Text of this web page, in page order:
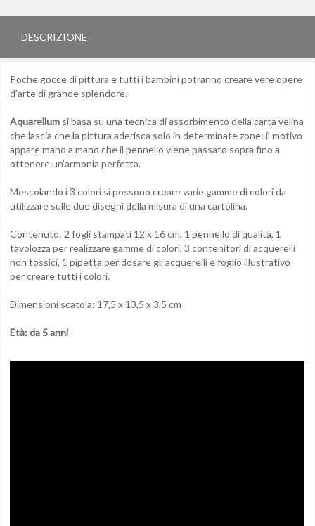
DESCRIZIONE
Poche gocce di pittura e tutti i bambini potranno creare vere opere
d’arte di grande splendore.
Aquarellum si basa su una tecnica di assorbimento della carta velina
che lascia che la pittura aderisca solo in determinate zone: il motivo
appare mano a mano che il pennello viene passato sopra fino a
ottenere un’armonia perfetta.
Mescolando i 3 colori si possono creare varie gamme di colori da
utilizzare sulle due disegni della misura di una cartolina.
Contenuto: 2 fogli stampati 12 x 16 cm, 1 pennello di qualità, 1
tavolozza per realizzare gamme di colori, 3 contenitori di acquerelli
non tossici, 1 pipetta per dosare gli acquerelli e foglio illustrativo
per creare tutti i colori.
Dimensioni scatola: 17,5 x 13,5 x 3,5 cm
Età: da 5 anni